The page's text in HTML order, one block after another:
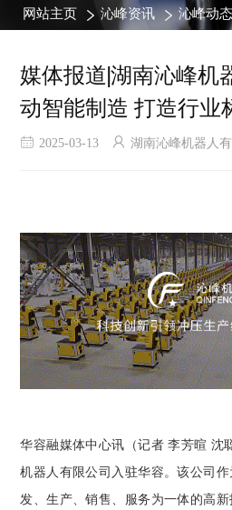
网站主页 沁峰资讯 沁峰动
媒体报道|湖南沁峰机
动智能制造 打造行业
2025-03-13 湖南沁峰机器人有
华容融媒体中心讯（记者 李芳暄 沈
机器人有限公司入驻华容。该公司
发、生产、销售、服务为一体的高